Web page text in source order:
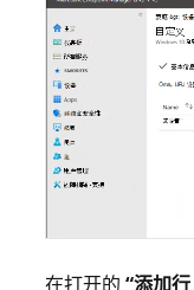
在打开的 “添加行